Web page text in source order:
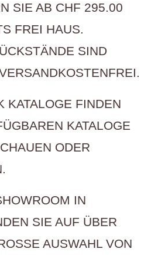
SIE AB CHF 295.00
FREI HAUS.
SIND
KATALOGE FINDEN
KATALOGE
ODER
IN
SIE AUF ÜBER
AUSWAHL VON